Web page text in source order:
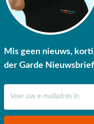
Mis geen nieuws,
der Garde Nieuwsbrief